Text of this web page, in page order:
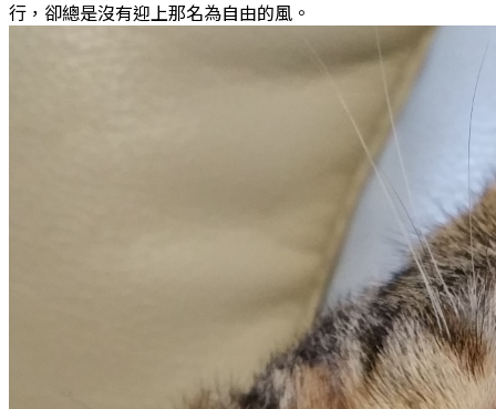
行，卻總是沒有迎上那名為自由的風。